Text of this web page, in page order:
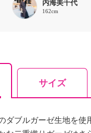
内海美千代
162cm
サイズ
ダブルガーゼ生地を使